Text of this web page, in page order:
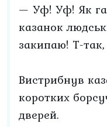
— Уф! Уф! Як
казанок
закипаю! Т-
Вистрибнув
коротких
дверей.